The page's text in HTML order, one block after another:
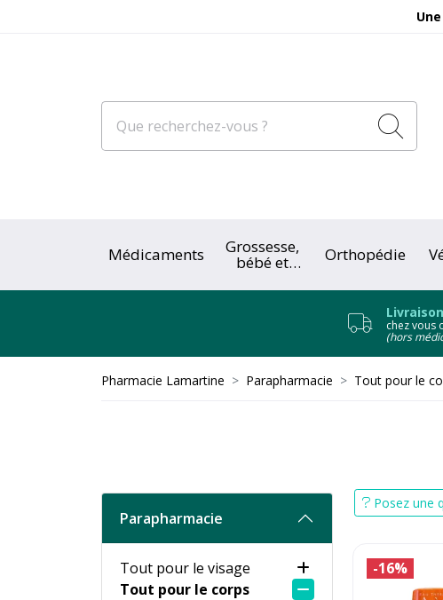
Médicaments Grossesse,
bébé et Orthopédie
chez vous
(hors
Pharmacie Lamartine Parapharmacie Tout pour le
Posez une
-16%
Parapharmacie
Tout pour le visage
Tout pour le corps